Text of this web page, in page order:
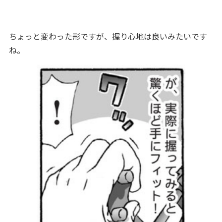
ちょっと変わった形ですが、握り心地は良いみたいです
ね。